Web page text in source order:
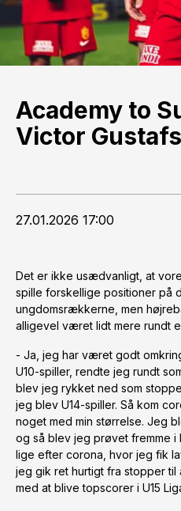
Academy to
Victor
27.01.2026 17:00
Det er ikke usædvanligt, at
spille forskellige positioner på
ungdomsrækkerne, men
alligevel været lidt mere rundt
- Ja, jeg har været godt
U10-spiller, rendte jeg rundt
blev jeg rykket ned som
jeg blev U14-spiller. Så kom
noget med min størrelse. Jeg
og så blev jeg prøvet fremme
lige efter corona, hvor jeg fik
jeg gik ret hurtigt fra stopper
med at blive topscorer i U15